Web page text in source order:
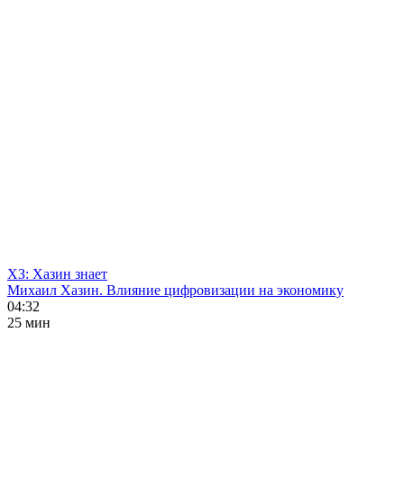
ХЗ: Хазин знает
Михаил Хазин. Влияние цифровизации на экономику
04:32
25 мин